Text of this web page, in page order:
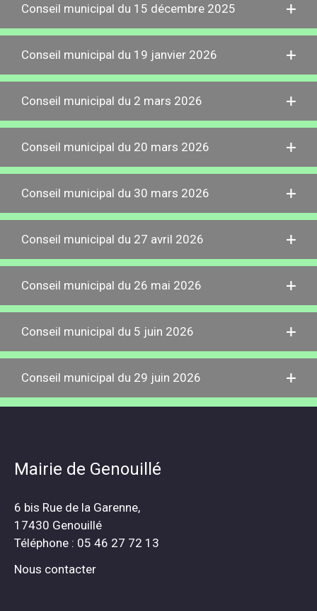
Conseil municipal du 15 décembre 2025
Conseil municipal du 19 janvier 2026
Conseil municipal du 2 mars 2026
Conseil municipal du 20 mars 2026
Conseil municipal du 30 mars 2026
Conseil municipal du 27 avril 2026
Conseil municipal du 26 mai 2026
Conseil municipal du 5 juin 2026
Conseil municipal du 29 juin 2026
Mairie de Genouillé
6 bis Rue de la Garenne,
17430 Genouillé
Téléphone : 05 46 27 72 13
Nous contacter